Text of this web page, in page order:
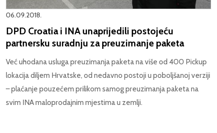
06.09.2018.
DPD Croatia i INA unaprijedili postojeću
partnersku suradnju za preuzimanje paketa
Već uhodana usluga preuzimanja paketa na više od 400 Pickup
lokacija diljem Hrvatske, od nedavno postoji u poboljšanoj verziji
– plaćanje pouzećem prilikom samog preuzimanja paketa na
svim INA maloprodajnim mjestima u zemlji.